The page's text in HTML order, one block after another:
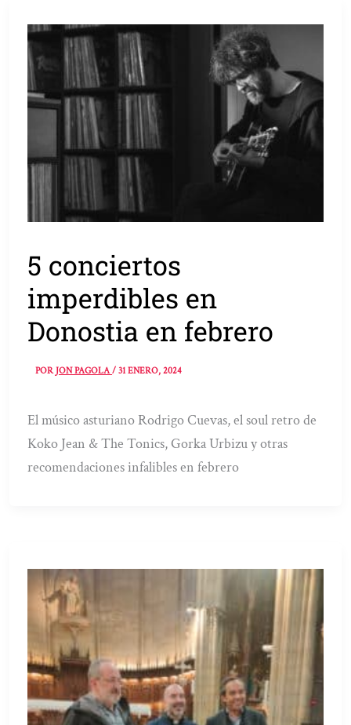
5 conciertos
imperdibles en
Donostia en febrero
PORJON PAGOLA/31 ENERO, 2024
El músico asturiano Rodrigo Cuevas, el soul retro de
Koko Jean & The Tonics, Gorka Urbizu y otras
recomendaciones infalibles en febrero